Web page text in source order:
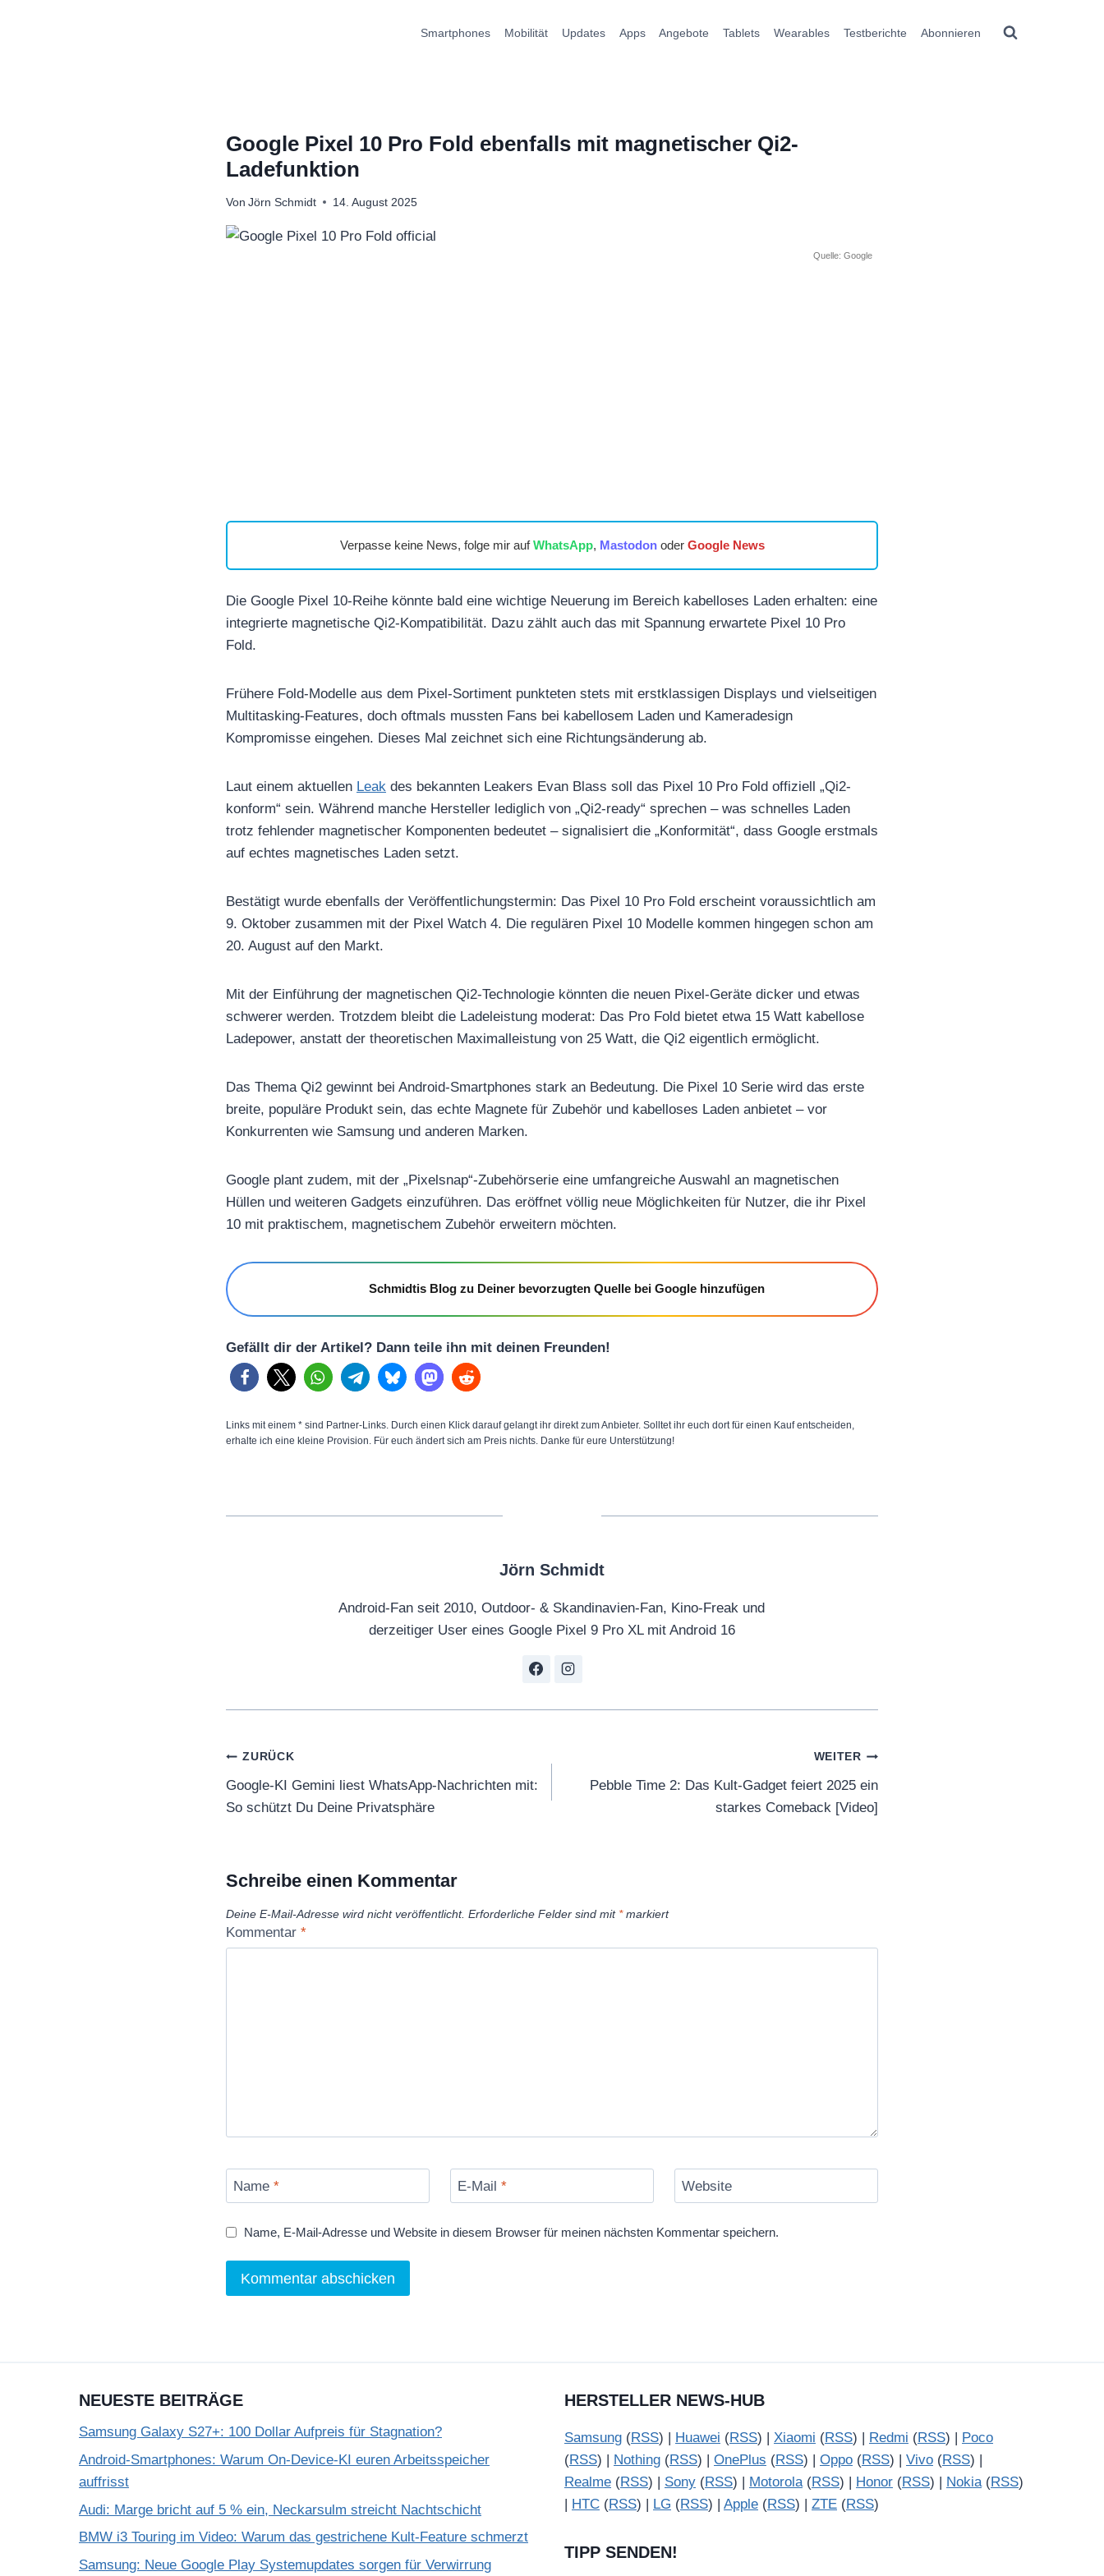
Smartphones Mobilität Updates Apps Angebote Tablets Wearables Testberichte Abonnieren
Google Pixel 10 Pro Fold ebenfalls mit magnetischer Qi2-
Ladefunktion
Von Jörn Schmidt 14. August 2025
Quelle: Google
Verpasse keine News, folge mir aufWhatsApp, Mastodonoder Google News
Die Google Pixel 10-Reihe könnte bald eine wichtige Neuerung im Bereich kabelloses Laden erhalten: eine
integrierte magnetische Qi2-Kompatibilität. Dazu zählt auch das mit Spannung erwartete Pixel 10 Pro
Fold.
Frühere Fold-Modelle aus dem Pixel-Sortiment punkteten stets mit erstklassigen Displays und vielseitigen
Multitasking-Features, doch oftmals mussten Fans bei kabellosem Laden und Kameradesign
Kompromisse eingehen. Dieses Mal zeichnet sich eine Richtungsänderung ab.
Laut einem aktuellen Leak des bekannten Leakers Evan Blass soll das Pixel 10 Pro Fold offiziell „Qi2-
konform“ sein. Während manche Hersteller lediglich von „Qi2-ready“ sprechen – was schnelles Laden
trotz fehlender magnetischer Komponenten bedeutet – signalisiert die „Konformität“, dass Google erstmals
auf echtes magnetisches Laden setzt.
Bestätigt wurde ebenfalls der Veröffentlichungstermin: Das Pixel 10 Pro Fold erscheint voraussichtlich am
9. Oktober zusammen mit der Pixel Watch 4. Die regulären Pixel 10 Modelle kommen hingegen schon am
20. August auf den Markt.
Mit der Einführung der magnetischen Qi2-Technologie könnten die neuen Pixel-Geräte dicker und etwas
schwerer werden. Trotzdem bleibt die Ladeleistung moderat: Das Pro Fold bietet etwa 15 Watt kabellose
Ladepower, anstatt der theoretischen Maximalleistung von 25 Watt, die Qi2 eigentlich ermöglicht.
Das Thema Qi2 gewinnt bei Android-Smartphones stark an Bedeutung. Die Pixel 10 Serie wird das erste
breite, populäre Produkt sein, das echte Magnete für Zubehör und kabelloses Laden anbietet – vor
Konkurrenten wie Samsung und anderen Marken.
Google plant zudem, mit der „Pixelsnap“-Zubehörserie eine umfangreiche Auswahl an magnetischen
Hüllen und weiteren Gadgets einzuführen. Das eröffnet völlig neue Möglichkeiten für Nutzer, die ihr Pixel
10 mit praktischem, magnetischem Zubehör erweitern möchten.
Schmidtis Blog zu Deiner bevorzugten Quelle bei Google hinzufügen
Gefällt dir der Artikel? Dann teile ihn mit deinen Freunden!
Links mit einem * sind Partner-Links. Durch einen Klick darauf gelangt ihr direkt zum Anbieter. Solltet ihr euch dort für einen Kauf entscheiden,
erhalte ich eine kleine Provision. Für euch ändert sich am Preis nichts. Danke für eure Unterstützung!
Jörn Schmidt
Android-Fan seit 2010, Outdoor- & Skandinavien-Fan, Kino-Freak und
derzeitiger User eines Google Pixel 9 Pro XL mit Android 16
Beitragsnavigation
ZURÜCK
Google-KI Gemini liest WhatsApp-Nachrichten mit:
So schützt Du Deine Privatsphäre
WEITER
Pebble Time 2: Das Kult-Gadget feiert 2025 ein
starkes Comeback [Video]
Schreibe einen Kommentar
Deine E-Mail-Adresse wird nicht veröffentlicht. Erforderliche Felder sind mit *markiert
Kommentar *
Name * E-Mail * Website
Name, E-Mail-Adresse und Website in diesem Browser für meinen nächsten Kommentar speichern.
NEUESTE BEITRÄGE
Samsung Galaxy S27+: 100 Dollar Aufpreis für Stagnation?
Android-Smartphones: Warum On-Device-KI euren Arbeitsspeicher
auffrisst
Audi: Marge bricht auf 5 % ein, Neckarsulm streicht Nachtschicht
BMW i3 Touring im Video: Warum das gestrichene Kult-Feature schmerzt
Samsung: Neue Google Play Systemupdates sorgen für Verwirrung
HERSTELLER NEWS-HUB
Samsung (RSS) | Huawei (RSS) | Xiaomi (RSS) | Redmi (RSS) | Poco
(RSS) | Nothing (RSS) | OnePlus (RSS) | Oppo (RSS) | Vivo (RSS) |
Realme (RSS) | Sony (RSS) | Motorola(RSS) | Honor (RSS) | Nokia(RSS)
| HTC (RSS) | LG (RSS) | Apple (RSS) | ZTE (RSS)
TIPP SENDEN!